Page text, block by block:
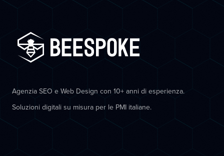
Agenzia SEO e Web Design con 10+ anni di esperienza.
Soluzioni digitali su misura per le PMI italiane.